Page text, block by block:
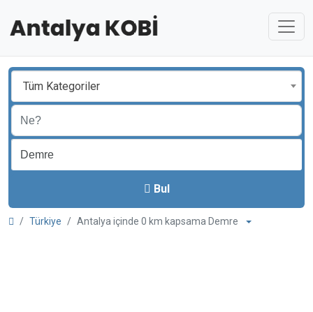
Tüm Kategoriler
Bul
Türkiye Antalya içinde 0 km kapsama Demre